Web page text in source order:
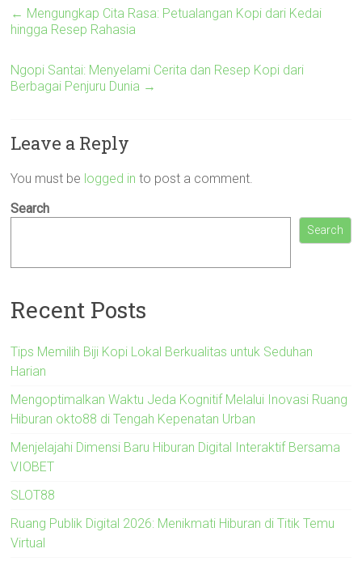
← Mengungkap Cita Rasa: Petualangan Kopi dari Kedai
hingga Resep Rahasia
Ngopi Santai: Menyelami Cerita dan Resep Kopi dari
Berbagai Penjuru Dunia →
Leave a Reply
You must be logged in to post a comment.
Search
Search
Recent Posts
Tips Memilih Biji Kopi Lokal Berkualitas untuk Seduhan
Harian
Mengoptimalkan Waktu Jeda Kognitif Melalui Inovasi Ruang
Hiburan okto88 di Tengah Kepenatan Urban
Menjelajahi Dimensi Baru Hiburan Digital Interaktif Bersama
VIOBET
SLOT88
Ruang Publik Digital 2026: Menikmati Hiburan di Titik Temu
Virtual